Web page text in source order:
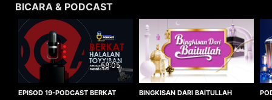
BICARA & PODCAST
58:05
EPISOD 19-PODCAST BERKAT
BINGKISAN DARI BAITULLAH